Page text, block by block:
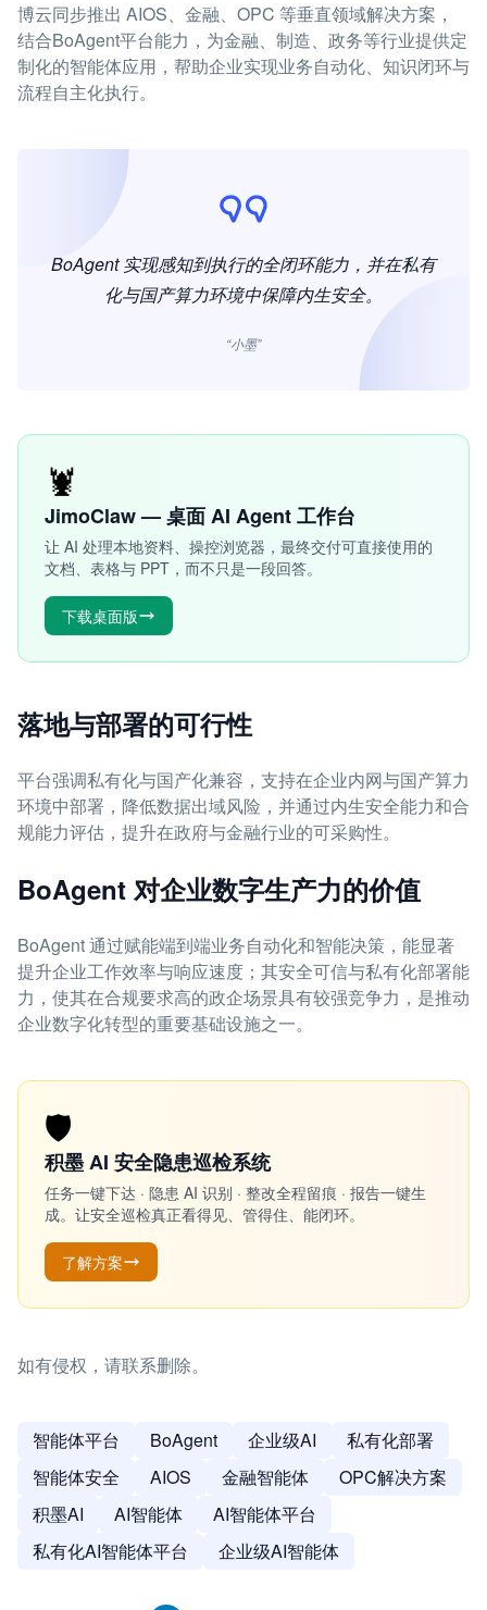
博云同步推出 AIOS、金融、OPC 等垂直领域解决方案，
结合BoAgent平台能力，为金融、制造、政务等行业提供定
制化的智能体应用，帮助企业实现业务自动化、知识闭环与
流程自主化执行。
BoAgent 实现感知到执行的全闭环能力，并在私有
化与国产算力环境中保障内生安全。
“小墨”
🦞
JimoClaw — 桌面 AI Agent 工作台
让 AI 处理本地资料、操控浏览器，最终交付可直接使用的
文档、表格与 PPT，而不只是一段回答。
下载桌面版
落地与部署的可行性
平台强调私有化与国产化兼容，支持在企业内网与国产算力
环境中部署，降低数据出域风险，并通过内生安全能力和合
规能力评估，提升在政府与金融行业的可采购性。
BoAgent 对企业数字生产力的价值
BoAgent 通过赋能端到端业务自动化和智能决策，能显著
提升企业工作效率与响应速度；其安全可信与私有化部署能
力，使其在合规要求高的政企场景具有较强竞争力，是推动
企业数字化转型的重要基础设施之一。
🛡️
积墨 AI 安全隐患巡检系统
任务一键下达 · 隐患 AI 识别 · 整改全程留痕 · 报告一键生
成。让安全巡检真正看得见、管得住、能闭环。
了解方案
如有侵权，请联系删除。
智能体平台 BoAgent 企业级AI
私有化部署
智能体安全
AIOS 金融智能体
OPC解决方案
积墨AI
AI智能体
AI智能体平台
私有化AI智能体平台
企业级AI智能体